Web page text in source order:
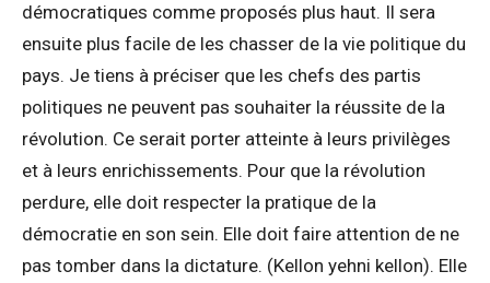
démocratiques comme proposés plus haut. Il sera
ensuite plus facile de les chasser de la vie politique du
pays. Je tiens à préciser que les chefs des partis
politiques ne peuvent pas souhaiter la réussite de la
révolution. Ce serait porter atteinte à leurs privilèges
et à leurs enrichissements. Pour que la révolution
perdure, elle doit respecter la pratique de la
démocratie en son sein. Elle doit faire attention de ne
pas tomber dans la dictature. (Kellon yehni kellon). Elle